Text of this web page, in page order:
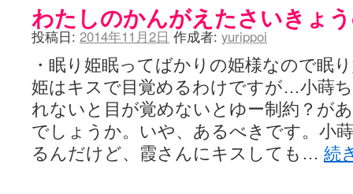
わたしのかんがえたさいきょ
投稿日: 2014年11月2日 作成者: yurippoi
・眠り姫眠ってばかりの姫様なので眠
姫はキスで目覚めるわけですが…小蒔
れないと目が覚めないとゆー制約？が
でしょうか。いや、あるべきです。小
るんだけど、霞さんにキスしても… 続